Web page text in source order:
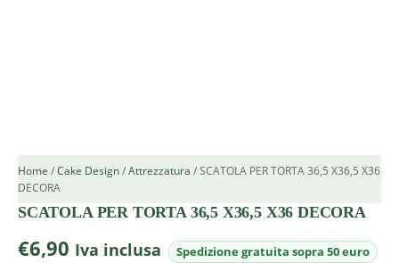
Home /Cake Design/Attrezzatura / SCATOLA PER TORTA 36,5 X36,5 X36
DECORA
SCATOLA PER TORTA 36,5 X36,5 X36 DECORA
€6,90 Iva inclusa